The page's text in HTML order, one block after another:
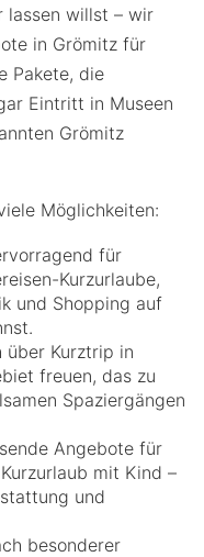
lassen willst – wir
in Grömitz für
Pakete, die
Eintritt in Museen
Grömitz
Möglichkeiten:
für
Kurzurlaube,
und Shopping auf
über Kurztrip in
freuen, das zu
Spaziergängen
Angebote für
mit Kind –
und
besonderer